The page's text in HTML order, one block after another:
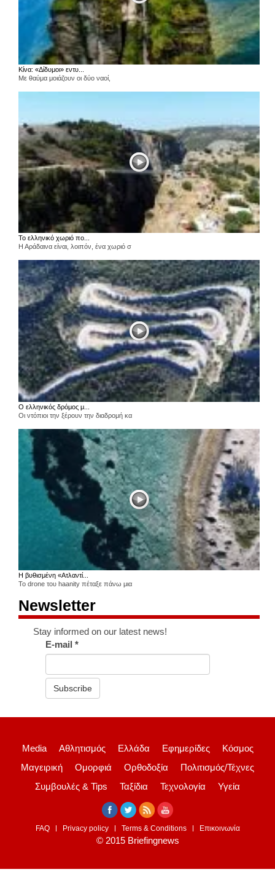
Κίνα: «Δίδυμοι» εντυ...
Με θαύμα μοιάζουν οι δύο ναοί,
Το ελληνικό χωριό πο...
Η Αράδαινα είναι, λοιπόν, ένα χωριό σ
Ο ελληνικός δρόμος μ...
Οι ντόπιοι την ξέρουν την διαδρομή κα
Η βυθισμένη «Ατλαντί...
Το drone του haanity πέταξε πάνω μια
Newsletter
Stay informed on our latest news!
E-mail*
Subscribe
Media Αθλητισμός Ελλάδα Εφημερίδες
Κόσμος
Μαγειρική
Ομορφιά Ορθοδοξία
Πολιτισμός/Τέχνες
Συμβουλές & Tips
Ταξίδια Τεχνολογία Υγεία
FAQ Privacy policy Terms & Conditions Επικοινωνία
© 2015 Briefingnews